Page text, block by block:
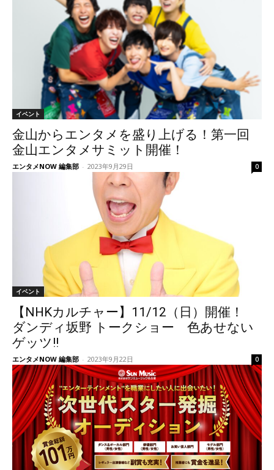
イベント
金山からエンタメを盛り上げる！第一回
金山エンタメサミット開催！
エンタメNOW 編集部 - 2023年9月29日 0
イベント
【NHKカルチャー】11/12（日）開催！
ダンディ坂野 トークショー 色あせない
ゲッツ!!
エンタメNOW 編集部 - 2023年9月22日 0